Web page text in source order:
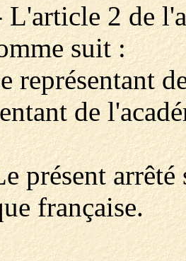
2 de
suit :
représentant
de
arrêté
française.